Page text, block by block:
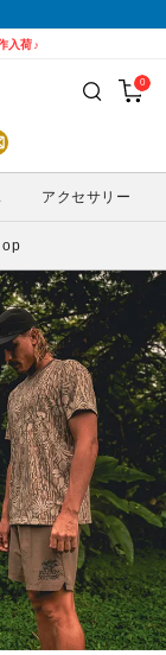
入荷♪
0
アクセサリー